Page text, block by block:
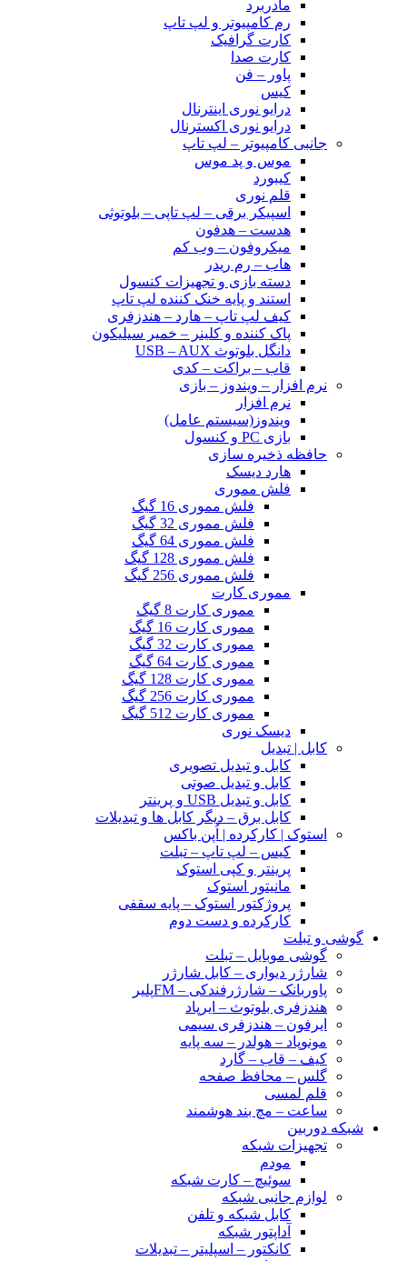
مادربرد
رم کامپیوتر و لپ تاپ
کارت گرافیک
کارت صدا
پاور – فن
کیس
درایو نوری اینترنال
درایو نوری اکسترنال
جانبی کامپیوتر – لپ تاپ
موس و پد موس
کیبورد
قلم نوری
اسپیکر برقی – لپ تاپی – بلوتوثی
هدست – هدفون
میکروفون – وب کم
هاب – رم ریدر
دسته بازی و تجهیزات کنسول
استند و پایه خنک کننده لپ تاپ
کیف لپ تاپ – هارد – هندزفری
پاک کننده و کلینر – خمیر سیلیکون
دانگل بلوتوث USB – AUX
قاب – براکت – کدی
نرم افزار – ویندوز – بازی
نرم افزار
ویندوز(سیستم عامل)
بازی PC و کنسول
حافظه ذخیره سازی
هارد دیسک
فلش مموری
فلش مموری 16 گیگ
فلش مموری 32 گیگ
فلش مموری 64 گیگ
فلش مموری 128 گیگ
فلش مموری 256 گیگ
مموری کارت
مموری کارت 8 گیگ
مموری کارت 16 گیگ
مموری کارت 32 گیگ
مموری کارت 64 گیگ
مموری کارت 128 گیگ
مموری کارت 256 گیگ
مموری کارت 512 گیگ
دیسک نوری
کابل | تبدیل
کابل و تبدیل تصویری
کابل و تبدیل صوتی
کابل و تبدیل USB و پرینتر
کابل برق – دیگر کابل ها و تبدیلات
استوک | کارکرده | اُپن باکس
کیس – لپ تاپ – تبلت
پرینتر و کپی استوک
مانیتور استوک
پروژکتور استوک – پایه سقفی
کارکرده و دست دوم
گوشی و تبلت
گوشی موبایل – تبلت
شارژر دیواری – کابل شارژر
پاوربانک – شارژرفندکی – FMپلیر
هندزفری بلوتوث – ایرپاد
ایرفون – هندزفری سیمی
مونوپاد – هولدر – سه پایه
کیف – قاب – گارد
گلس – محافظ صفحه
قلم لمسی
ساعت – مچ بند هوشمند
شبکه دوربین
تجهیزات شبکه
مودم
سوئیچ – کارت شبکه
لوازم جانبی شبکه
کابل شبکه و تلفن
آداپتور شبکه
کانکتور – اسپلیتر – تبدیلات